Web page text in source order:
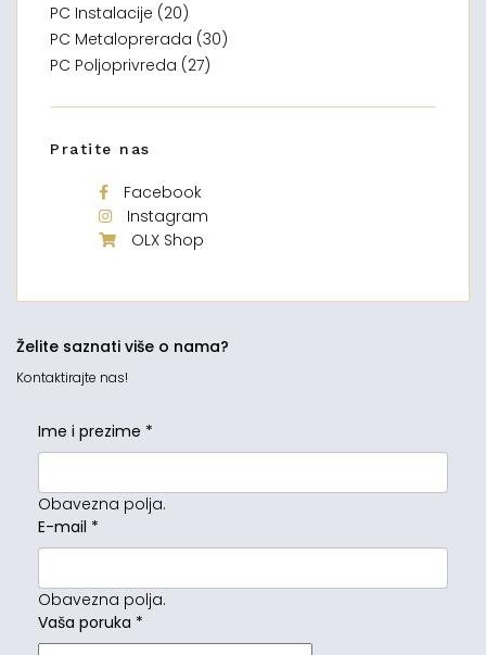
PC Instalacije (20)
PC Metaloprerada (30)
PC Poljoprivreda (27)
Pratite nas
Facebook
Instagram
OLX Shop
Želite saznati više o nama?
Kontaktirajte nas!
Ime i prezime *
Obavezna polja.
E-mail *
Obavezna polja.
Vaša poruka *